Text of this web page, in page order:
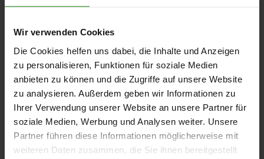
Wir verwenden Cookies
Die Cookies helfen uns dabei, die Inhalte und Anzeigen
zu personalisieren, Funktionen für soziale Medien
anbieten zu können und die Zugriffe auf unsere Website
zu analysieren. Außerdem geben wir Informationen zu
Ihrer Verwendung unserer Website an unsere Partner für
soziale Medien, Werbung und Analysen weiter. Unsere
Partner führen diese Informationen möglicherweise mit
weiteren Daten zusammen, die Sie ihnen bereitgestellt
VÉRIN DE BRIDAGE À LEVIER HYDRAULIQUE,
FORME:C DOUBLE EFFET, DK=40, CANAUX FORÉS
ACIER
FORME=C
DIAMÈTRE DU PISTON=40
TYPE DE RACCORDEMENT=CANAUX FORÉS
B=85 B1=62